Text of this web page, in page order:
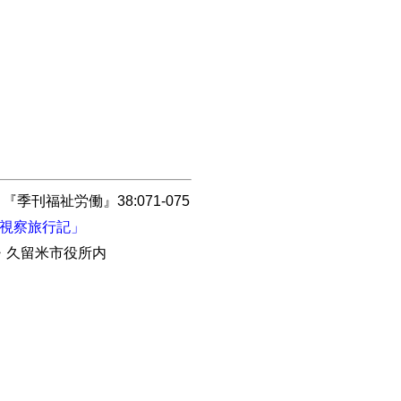
季刊福祉労働』38:071-075
察旅行記」
留米市役所内